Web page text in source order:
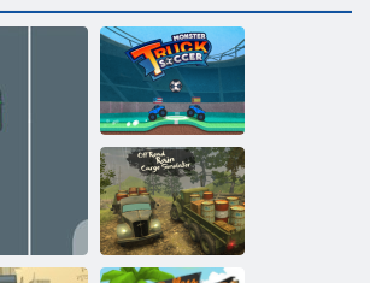
Monster Truck
Soccer